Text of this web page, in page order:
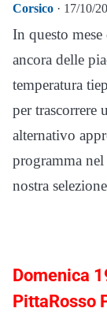
Corsico · 17/10/
In questo
ancora delle
temperatura
per trascorrere
alternativo
programma
nostra
Domenica
PittaRosso